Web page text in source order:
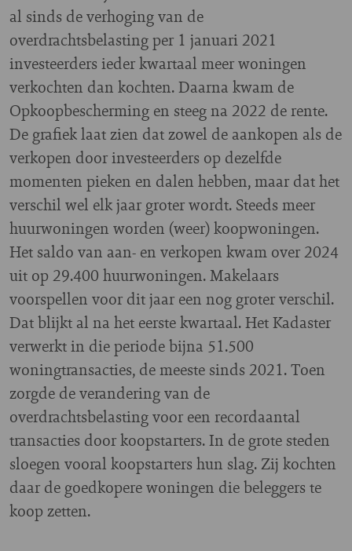
al sinds de verhoging van de
overdrachtsbelasting per 1 januari 2021
investeerders ieder kwartaal meer woningen
verkochten dan kochten. Daarna kwam de
Opkoopbescherming en steeg na 2022 de rente.
De grafiek laat zien dat zowel de aankopen als de
verkopen door investeerders op dezelfde
momenten pieken en dalen hebben, maar dat het
verschil wel elk jaar groter wordt. Steeds meer
huurwoningen worden (weer) koopwoningen.
Het saldo van aan- en verkopen kwam over 2024
uit op 29.400 huurwoningen. Makelaars
voorspellen voor dit jaar een nog groter verschil.
Dat blijkt al na het eerste kwartaal. Het Kadaster
verwerkt in die periode bijna 51.500
woningtransacties, de meeste sinds 2021. Toen
zorgde de verandering van de
overdrachtsbelasting voor een recordaantal
transacties door koopstarters. In de grote steden
sloegen vooral koopstarters hun slag. Zij kochten
daar de goedkopere woningen die beleggers te
koop zetten.